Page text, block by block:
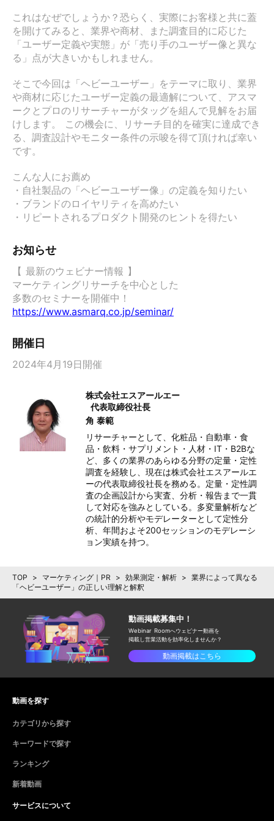
これはなぜでしょうか？恐らく、実際にお客様と共に蓋
を開けてみると、業界や商材、また調査目的に応じた
「ユーザー定義や実態」が「売り手のユーザー像と異な
る」点が大きいかもしれません。
そこで今回は「ヘビーユーザー」をテーマに取り、業界
や商材に応じたユーザー定義の最適解について、アスマ
ークとプロのリサーチャーがタッグを組んで見解をお届
けします。 この機会に、リサーチ目的を確実に達成でき
る、調査設計やモニター条件の示唆を得て頂ければ幸い
です。
こんな人にお薦め
・自社製品の「ヘビーユーザー像」の定義を知りたい
・ブランドのロイヤリティを高めたい
・リピートされるプロダクト開発のヒントを得たい
お知らせ
【 最新のウェビナー情報 】
マーケティングリサーチを中心とした
https://www.asmarq.co.jp/seminar/
開催日
2024年4月19日開催
株式会社エスアールエー
代表取締役社長
角 泰範
リサーチャーとして、化粧品・自動車・食
品・飲料・サプリメント・人材・IT・B2Bな
ど、多くの業界のあらゆる分野の定量・定性
調査を経験し、現在は株式会社エスアールエ
ーの代表取締役社長を務める。定量・定性調
査の企画設計から実査、分析・報告まで一貫
して対応を強みとしている。多変量解析など
の統計的分析やモデレーターとして定性分
析、年間およそ200セッションのモデレーシ
ョン実績を持つ。
TOP > マーケティング｜PR > 効果測定・解析 > 業界によって異なる
「ヘビーユーザー」の正しい理解と解釈
動画掲載募集中！
Webinar Roomへウェビナー動画を
掲載し営業活動を効率化しませんか？
動画掲載はこちら
動画を探す
カテゴリから探す
キーワードで探す
ランキング
新着動画
サービスについて